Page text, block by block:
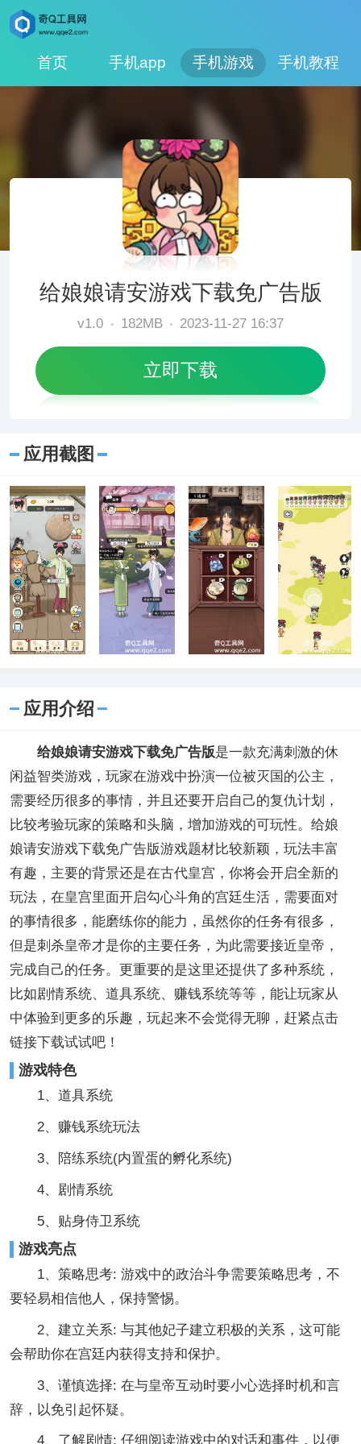
首页 手机app 手机游戏 手机教程
给娘娘请安游戏下载免广告版
v1.0 182MB 2023-11-27 16:37
立即下载
应用截图
应用介绍
给娘娘请安游戏下载免广告版是一款充满刺激的休
闲益智类游戏，玩家在游戏中扮演一位被灭国的公主，
需要经历很多的事情，并且还要开启自己的复仇计划，
比较考验玩家的策略和头脑，增加游戏的可玩性。给娘
娘请安游戏下载免广告版游戏题材比较新颖，玩法丰富
有趣，主要的背景还是在古代皇宫，你将会开启全新的
玩法，在皇宫里面开启勾心斗角的宫廷生活，需要面对
的事情很多，能磨练你的能力，虽然你的任务有很多，
但是刺杀皇帝才是你的主要任务，为此需要接近皇帝，
完成自己的任务。更重要的是这里还提供了多种系统，
比如剧情系统、道具系统、赚钱系统等等，能让玩家从
中体验到更多的乐趣，玩起来不会觉得无聊，赶紧点击
链接下载试试吧！
游戏特色
1、道具系统
2、赚钱系统玩法
3、陪练系统(内置蛋的孵化系统)
4、剧情系统
5、贴身侍卫系统
游戏亮点
1、策略思考: 游戏中的政治斗争需要策略思考，不
要轻易相信他人，保持警惕。
2、建立关系: 与其他妃子建立积极的关系，这可能
会帮助你在宫廷内获得支持和保护。
3、谨慎选择: 在与皇帝互动时要小心选择时机和言
辞，以免引起怀疑。
4、了解剧情: 仔细阅读游戏中的对话和事件，以便